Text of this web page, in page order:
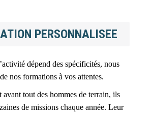
PERSONNALISEE
dépend des spécificités, nous
nos formations à vos attentes.
avant tout des hommes de terrain, ils
de missions chaque année. Leur